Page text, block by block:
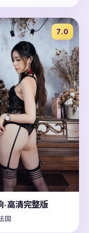
7.0
·高清完整版
国